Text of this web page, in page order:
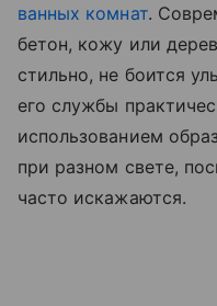
ванных комнат.
бетон, кожу или
стильно, не боится
его службы
использованием
при разном свете,
часто искажаются.